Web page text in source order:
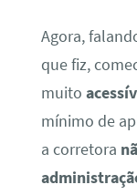
Agora,
que fiz,
muito
mínimo de
a corretora